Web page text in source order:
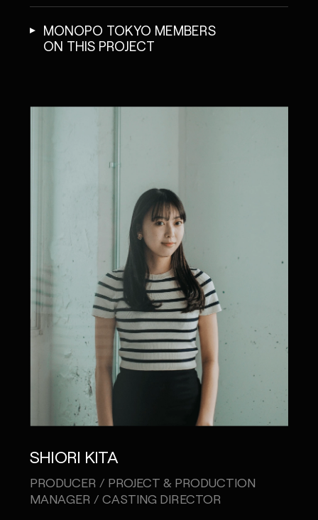
MONOPO TOKYO MEMBERS
ON THIS PROJECT
SHIORI KITA
PRODUCER / PROJECT & PRODUCTION
MANAGER / CASTING DIRECTOR